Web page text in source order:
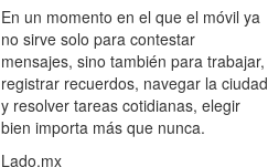
En un momento en el que el móvil ya
no sirve solo para contestar
mensajes, sino también para trabajar,
registrar recuerdos, navegar la ciudad
y resolver tareas cotidianas, elegir
bien importa más que nunca.
Lado.mx